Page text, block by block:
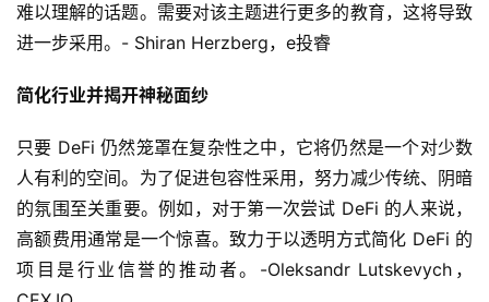
难以理解的话题。需要对该主题进行更多的教育，这将导致
进一步采用。- Shiran Herzberg，e投睿
简化行业并揭开神秘面纱
只要 DeFi 仍然笼罩在复杂性之中，它将仍然是一个对少数
人有利的空间。为了促进包容性采用，努力减少传统、阴暗
的氛围至关重要。例如，对于第一次尝试 DeFi 的人来说，
高额费用通常是一个惊喜。致力于以透明方式简化 DeFi 的
项目是行业信誉的推动者。-Oleksandr Lutskevych，